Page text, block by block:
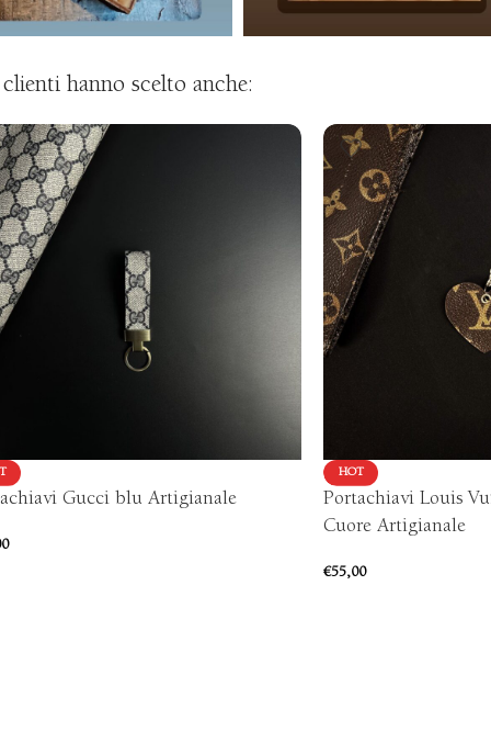
hanno scelto anche:
Gucci blu Artigianale
HOT
Portachiavi Louis
Cuore Artigianale
€55,00